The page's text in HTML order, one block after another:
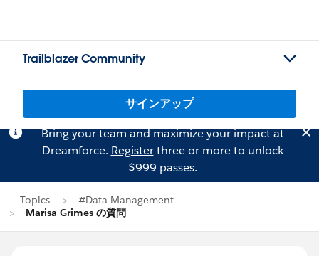
Trailblazer Community
サインアップ
Bring your team and maximize your impact at
Dreamforce. Registerthree or more to unlock
$999 passes.
Topics
#Data Management
Marisa Grimes の質問